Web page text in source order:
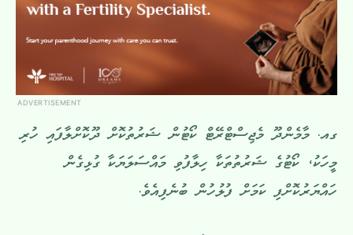
ADVERTISEMENT
ގއ. މާމެންދޫ މެޖިސްޓްރޭޓް ކޯޓުން ޝަރުތުކޮށް ދޫކޮށްލާފައި ހުރި
މީހަކު، ކޯޓުގެ ޝަރުތުތަކާ ހިލާފުވި މައްސަލަޔަކާ ގުޅިގެން
ހައްޔަރުކޮށްފި ކަމަށް ފުލުހުން ބުނެފިއެވެ.